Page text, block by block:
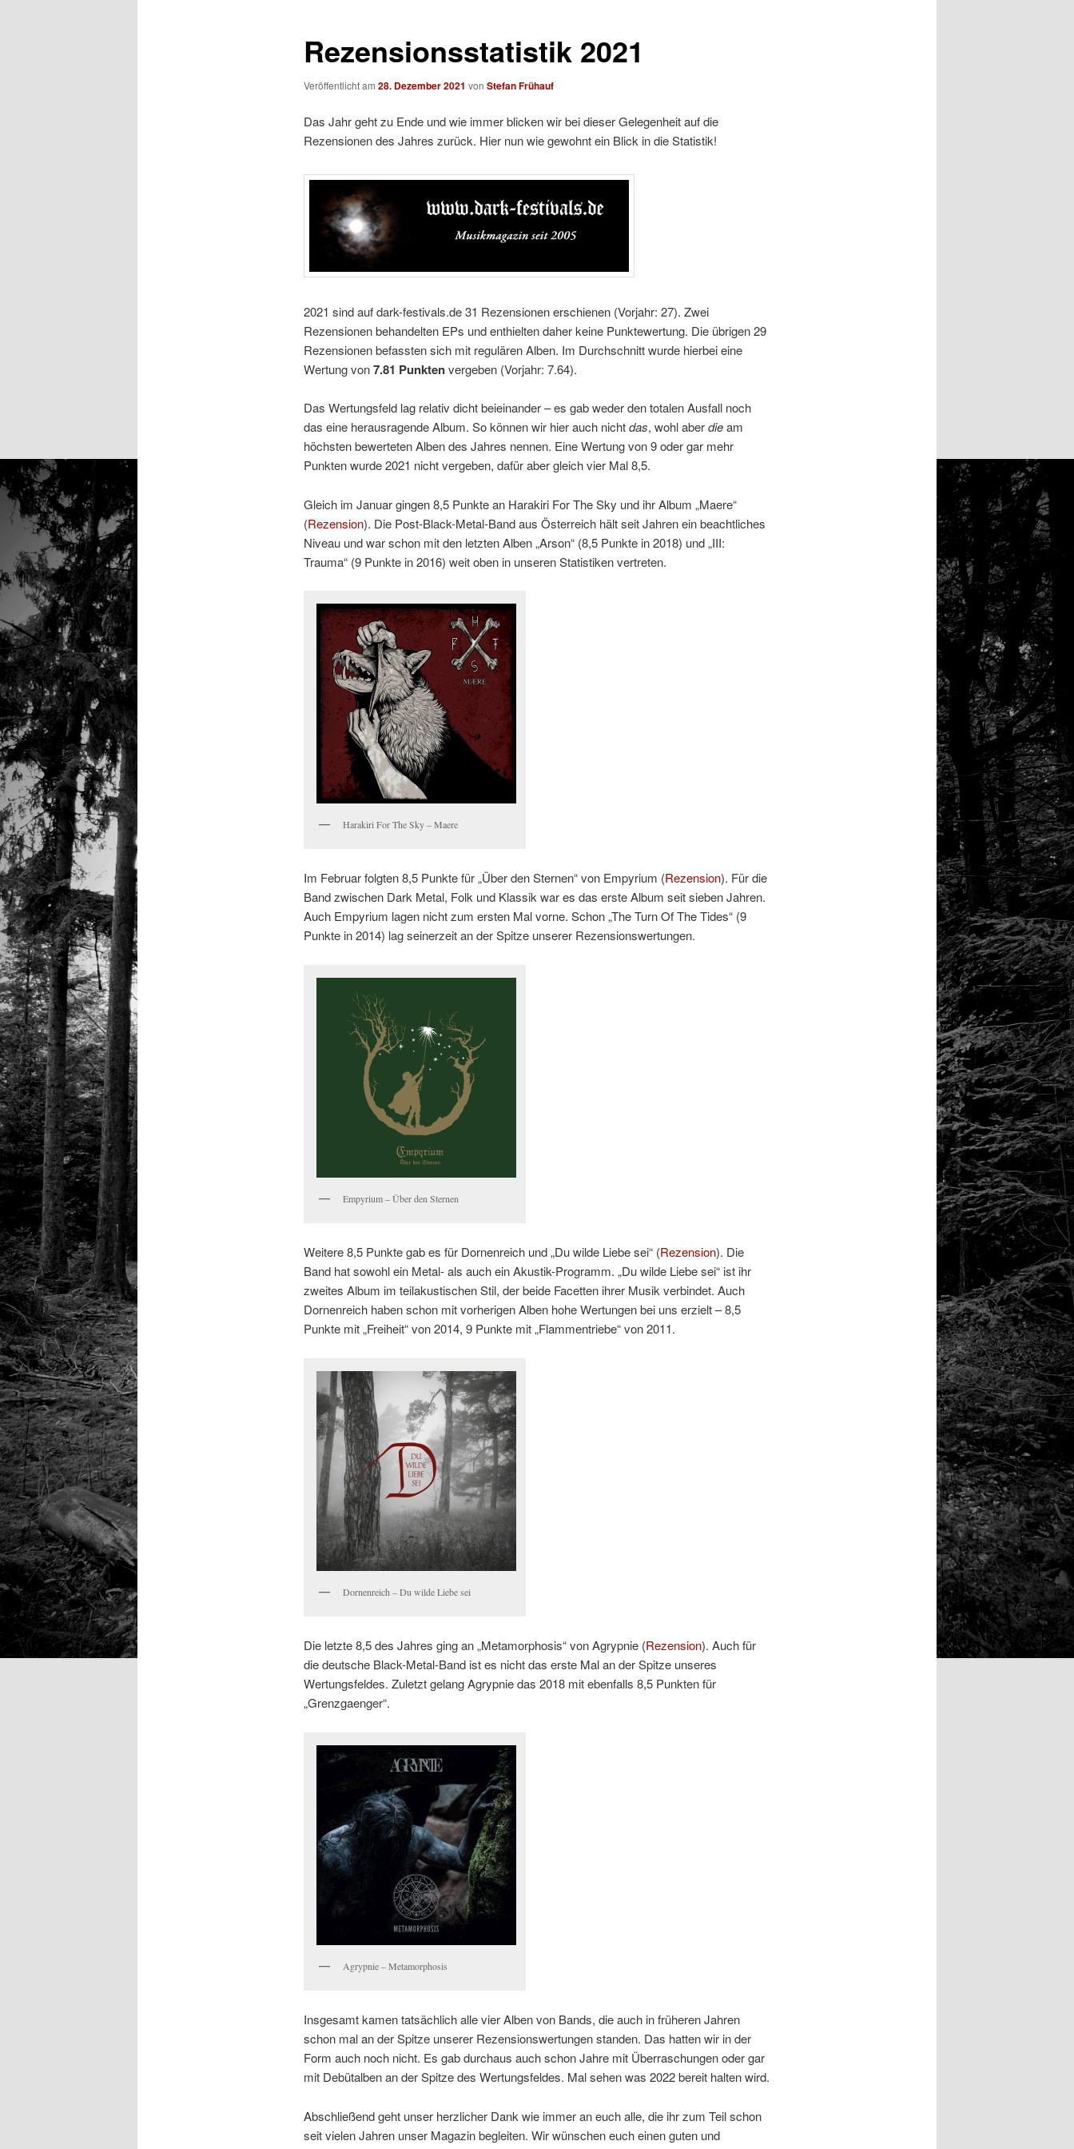
Rezensionsstatistik 2021
Veröffentlicht am 28. Dezember 2021 von Stefan Frühauf
Das Jahr geht zu Ende und wie immer blicken wir bei dieser Gelegenheit auf die
Rezensionen des Jahres zurück. Hier nun wie gewohnt ein Blick in die Statistik!
2021 sind auf dark-festivals.de 31 Rezensionen erschienen (Vorjahr: 27). Zwei
Rezensionen behandelten EPs und enthielten daher keine Punktewertung. Die übrigen 29
Rezensionen befassten sich mit regulären Alben. Im Durchschnitt wurde hierbei eine
Wertung von7.81 Punktenvergeben (Vorjahr: 7.64).
Das Wertungsfeld lag relativ dicht beieinander – es gab weder den totalen Ausfall noch
das eine herausragende Album. So können wir hier auch nichtdas, wohl aberdieam
höchsten bewerteten Alben des Jahres nennen. Eine Wertung von 9 oder gar mehr
Punkten wurde 2021 nicht vergeben, dafür aber gleich vier Mal 8,5.
Gleich im Januar gingen 8,5 Punkte an Harakiri For The Sky und ihr Album „Maere“
(Rezension). Die Post-Black-Metal-Band aus Österreich hält seit Jahren ein beachtliches
Niveau und war schon mit den letzten Alben „Arson“ (8,5 Punkte in 2018) und „III:
Trauma“ (9 Punkte in 2016) weit oben in unseren Statistiken vertreten.
Harakiri For The Sky – Maere
Im Februar folgten 8,5 Punkte für „Über den Sternen“ von Empyrium (Rezension). Für die
Band zwischen Dark Metal, Folk und Klassik war es das erste Album seit sieben Jahren.
Auch Empyrium lagen nicht zum ersten Mal vorne. Schon „The Turn Of The Tides“ (9
Punkte in 2014) lag seinerzeit an der Spitze unserer Rezensionswertungen.
Empyrium – Über den Sternen
Weitere 8,5 Punkte gab es für Dornenreich und „Du wilde Liebe sei“ (Rezension). Die
Band hat sowohl ein Metal- als auch ein Akustik-Programm. „Du wilde Liebe sei“ ist ihr
zweites Album im teilakustischen Stil, der beide Facetten ihrer Musik verbindet. Auch
Dornenreich haben schon mit vorherigen Alben hohe Wertungen bei uns erzielt – 8,5
Punkte mit „Freiheit“ von 2014, 9 Punkte mit „Flammentriebe“ von 2011.
Dornenreich – Du wilde Liebe sei
Die letzte 8,5 des Jahres ging an „Metamorphosis“ von Agrypnie (Rezension). Auch für
die deutsche Black-Metal-Band ist es nicht das erste Mal an der Spitze unseres
Wertungsfeldes. Zuletzt gelang Agrypnie das 2018 mit ebenfalls 8,5 Punkten für
„Grenzgaenger“.
Agrypnie – Metamorphosis
Insgesamt kamen tatsächlich alle vier Alben von Bands, die auch in früheren Jahren
schon mal an der Spitze unserer Rezensionswertungen standen. Das hatten wir in der
Form auch noch nicht. Es gab durchaus auch schon Jahre mit Überraschungen oder gar
mit Debütalben an der Spitze des Wertungsfeldes. Mal sehen was 2022 bereit halten wird.
Abschließend geht unser herzlicher Dank wie immer an euch alle, die ihr zum Teil schon
seit vielen Jahren unser Magazin begleiten. Wir wünschen euch einen guten und